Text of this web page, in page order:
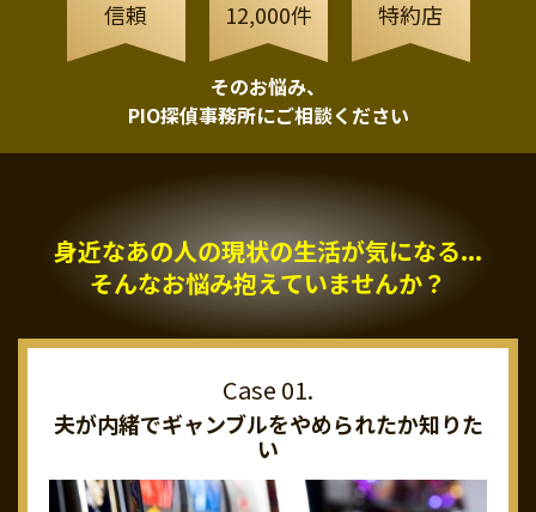
信頼
12,000件
特約店
そのお悩み、
PIO探偵事務所にご相談ください
身近なあの人の現状の生活が気になる...
そんなお悩み抱えていませんか？
夫が内緒でギャンブルをやめられたか知りた
い